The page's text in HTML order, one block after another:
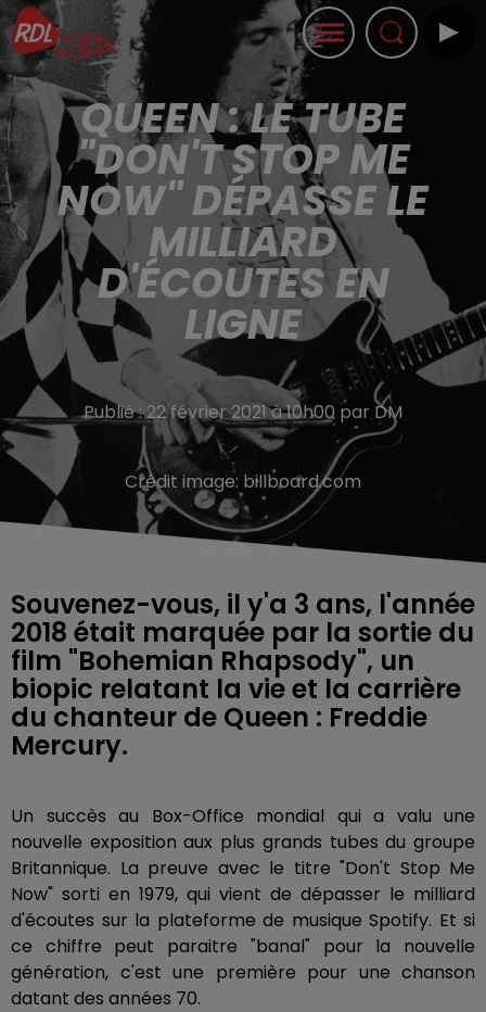
QUEEN : LE TUBE
"DON'T STOP ME
NOW" DÉPASSE LE
MILLIARD
D'ÉCOUTES EN
LIGNE
Publié : 22 février 2021 à 10h00 par DM
Crédit image: billboard.com
Souvenez-vous, il y'a 3 ans, l'année
2018 était marquée par la sortie du
film "Bohemian Rhapsody", un
biopic relatant la vie et la carrière
du chanteur de Queen : Freddie
Mercury.
Un succès au Box-Office mondial qui a valu une
nouvelle exposition aux plus grands tubes du groupe
Britannique. La preuve avec le titre "Don't Stop Me
Now" sorti en 1979, qui vient de dépasser le milliard
d'écoutes sur la plateforme de musique Spotify. Et si
ce chiffre peut paraitre "banal" pour la nouvelle
génération, c'est une première pour une chanson
datant des années 70.